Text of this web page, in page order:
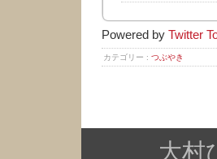
Powered by Twitter
カテゴリー : つぶやき
大村